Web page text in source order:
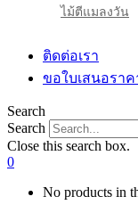
ไม้ตีแมลงวัน
ติดต่อเรา
ขอใบเสนอราค
Search
Search
Close this search box.
0
No products in